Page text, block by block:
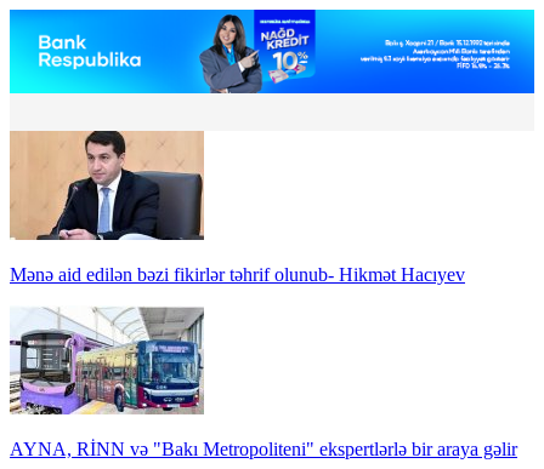
Mənə aid edilən bəzi fikirlər təhrif olunub- Hikmət Hacıyev
AYNA, RİNN və "Bakı Metropoliteni" ekspertlərlə bir araya gəlir